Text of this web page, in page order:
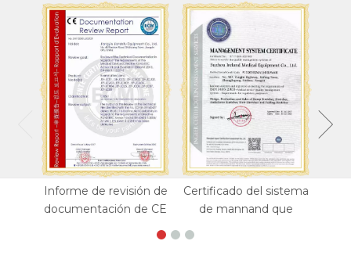
Informe de revisión de
documentación de CE
Certificado del sistema
de mannand que